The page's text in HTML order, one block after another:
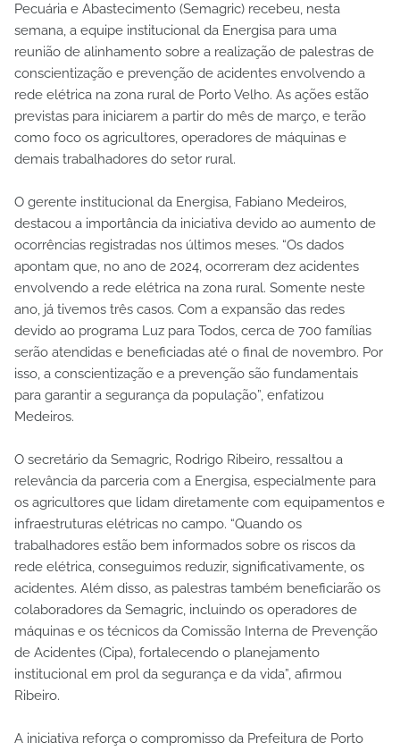
Pecuária e Abastecimento (Semagric) recebeu, nesta
semana, a equipe institucional da Energisa para uma
reunião de alinhamento sobre a realização de palestras de
conscientização e prevenção de acidentes envolvendo a
rede elétrica na zona rural de Porto Velho. As ações estão
previstas para iniciarem a partir do mês de março, e terão
como foco os agricultores, operadores de máquinas e
demais trabalhadores do setor rural.
O gerente institucional da Energisa, Fabiano Medeiros,
destacou a importância da iniciativa devido ao aumento de
ocorrências registradas nos últimos meses. “Os dados
apontam que, no ano de 2024, ocorreram dez acidentes
envolvendo a rede elétrica na zona rural. Somente neste
ano, já tivemos três casos. Com a expansão das redes
devido ao programa Luz para Todos, cerca de 700 famílias
serão atendidas e beneficiadas até o final de novembro. Por
isso, a conscientização e a prevenção são fundamentais
para garantir a segurança da população”, enfatizou
Medeiros.
O secretário da Semagric, Rodrigo Ribeiro, ressaltou a
relevância da parceria com a Energisa, especialmente para
os agricultores que lidam diretamente com equipamentos e
infraestruturas elétricas no campo. “Quando os
trabalhadores estão bem informados sobre os riscos da
rede elétrica, conseguimos reduzir, significativamente, os
acidentes. Além disso, as palestras também beneficiarão os
colaboradores da Semagric, incluindo os operadores de
máquinas e os técnicos da Comissão Interna de Prevenção
de Acidentes (Cipa), fortalecendo o planejamento
institucional em prol da segurança e da vida”, afirmou
Ribeiro.
A iniciativa reforça o compromisso da Prefeitura de Porto